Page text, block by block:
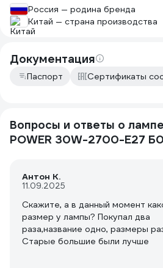
Россия — родина бренда
Китай — страна производства
Документация
Паспорт Сертификаты
Вопросы и ответы о
POWER 30W-2700-E27
Антон К.
11.09.2025
Скажите, а в данный момент
размер у лампы? Покупал два
раза,название одно, размеры
Старые большие были лучше